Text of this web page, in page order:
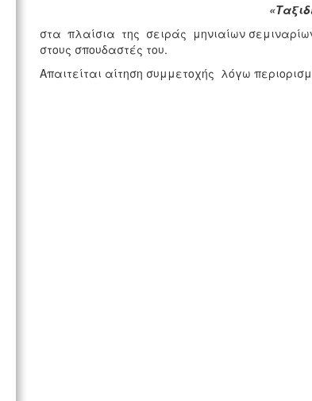
στα πλαίσια της σειράς μηνιαίων
στους σπουδαστές του.
Απαιτείται αίτηση συμμετοχής λόγω